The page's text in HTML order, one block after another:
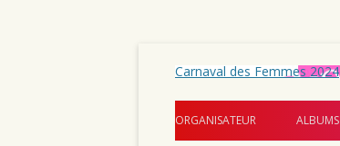
Carnaval des Femmes 2024
ORGANISATEUR ALBUMS